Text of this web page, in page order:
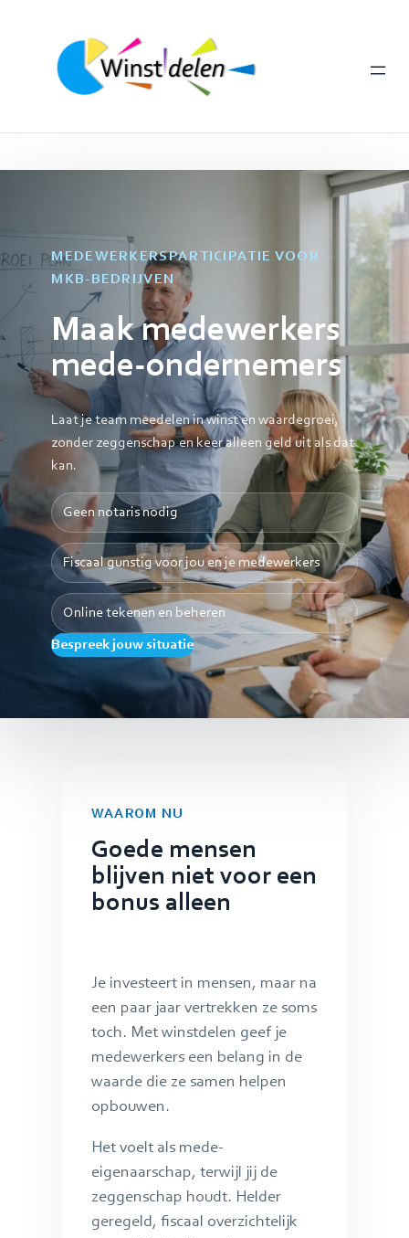
MEDEWERKERSPARTICIPATIE VOOR
MKB-BEDRIJVEN
Maak medewerkers
mede-ondernemers
Laat je team meedelen in winst en waardegroei,
zonder zeggenschap en keer alleen geld uit als dat
kan.
Geen notaris nodig
Fiscaal gunstig voor jou en je medewerkers
Online tekenen en beheren
Bespreek jouw situatie
WAAROM NU
Goede mensen
blijven niet voor een
bonus alleen
Je investeert in mensen, maar na
een paar jaar vertrekken ze soms
toch. Met winstdelen geef je
medewerkers een belang in de
waarde die ze samen helpen
opbouwen.
Het voelt als mede-
eigenaarschap, terwijl jij de
zeggenschap houdt. Helder
geregeld, fiscaal overzichtelijk